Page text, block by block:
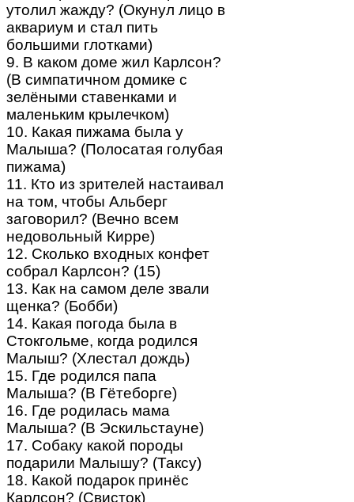
утолил жажду? (Окунул лицо в
аквариум и стал пить
большими глотками)
9. В каком доме жил Карлсон?
(В симпатичном домике с
зелёными ставенками и
маленьким крылечком)
10. Какая пижама была у
Малыша? (Полосатая голубая
пижама)
11. Кто из зрителей настаивал
на том, чтобы Альберг
заговорил? (Вечно всем
недовольный Кирре)
12. Сколько входных конфет
собрал Карлсон? (15)
13. Как на самом деле звали
щенка? (Бобби)
14. Какая погода была в
Стокгольме, когда родился
Малыш? (Хлестал дождь)
15. Где родился папа
Малыша? (В Гётеборге)
16. Где родилась мама
Малыша? (В Эскильстауне)
17. Собаку какой породы
подарили Малышу? (Таксу)
18. Какой подарок принёс
Карлсон? (Свисток)